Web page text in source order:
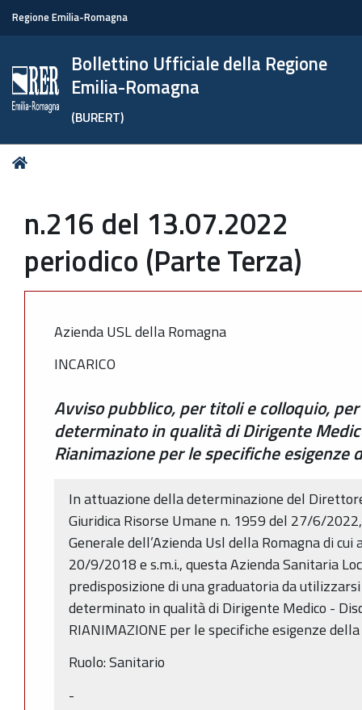
Regione Emilia-Romagna
Bollettino Ufficiale della Regione
Emilia-Romagna
(BURERT)
Tu
n.216 del 13.07.2022
periodico (Parte Terza)
Azienda USL della Romagna
INCARICO
Avviso pubblico, per titoli e colloquio,
determinato in qualità di Dirigente
Rianimazione per le specifiche esigenze
In attuazione della determinazione del
Giuridica Risorse Umane n. 1959 del 27/6/
Generale dell’Azienda Usl della Romagna di
20/9/2018 e s.m.i., questa Azienda Sanitaria
predisposizione di una graduatoria da
determinato in qualità di Dirigente Medico -
RIANIMAZIONE per le specifiche esigenze
Ruolo: Sanitario
-